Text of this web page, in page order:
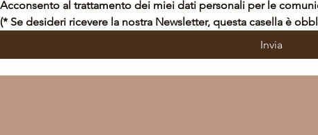
(* Se desideri ricevere la nostra Newsletter, questa casella è
Invia